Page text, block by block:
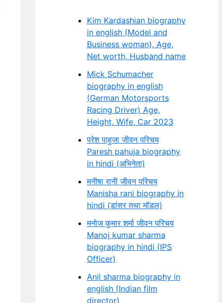
Kim Kardashian biography
in english (Model and
Business woman), Age,
Net worth, Husband name
Mick Schumacher
biography in english
(German Motorsports
Racing Driver) Age,
Height, Wife, Car 2023
परेश पाहुजा जीवन परिचय
Paresh pahuja biography
in hindi (अभिनेता)
मनीषा रानी जीवन परिचय
Manisha rani biography in
hindi (डांसर तथा मॉडल)
मनोज कुमार शर्मा जीवन परिचय
Manoj kumar sharma
biography in hindi (IPS
Officer)
Anil sharma biography in
english (Indian film
director)